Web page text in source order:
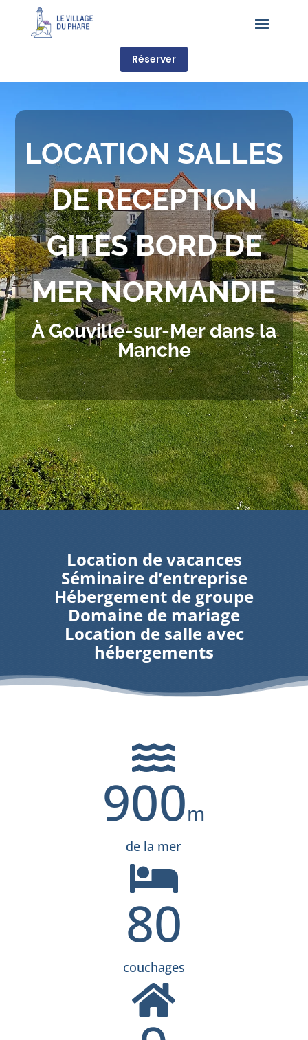
Réserver
LOCATION SALLES
DE RECEPTION
GITES BORD DE
MER NORMANDIE
À Gouville-sur-Mer dans la
Manche
Location de vacances
Séminaire d’entreprise
Hébergement de groupe
Domaine de mariage
Location de salle avec
hébergements

900
de la mer

80
couchages
